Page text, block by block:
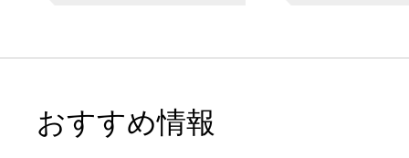
おすすめ情報